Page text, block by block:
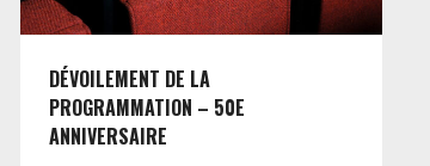
DÉVOILEMENT DE LA
PROGRAMMATION – 50E
ANNIVERSAIRE